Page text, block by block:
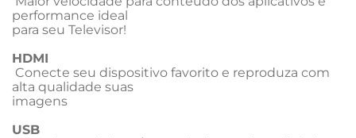
performance ideal
para seu Televisor!
HDMI
alta qualidade suas
imagens
USB